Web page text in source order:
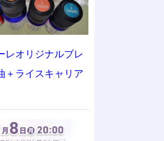
レオリジナルブレ
＋ライスキャリア